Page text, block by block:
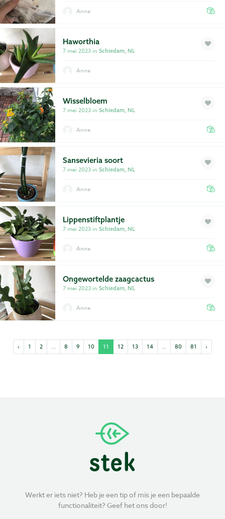
Anne
Haworthia
7 mei 2023 in Schiedam, NL
Anne
Wisselbloem
7 mei 2023 in Schiedam, NL
Anne
Sansevieria soort
7 mei 2023 in Schiedam, NL
Anne
Lippenstiftplantje
7 mei 2023 in Schiedam, NL
Anne
Ongewortelde zaagcactus
7 mei 2023 in Schiedam, NL
Anne
‹ 1 2 ... 8 9 10 11 12 13 14 ... 80 81 ›
Werkt er iets niet? Heb je een tip of mis je een bepaalde
functionaliteit? Geef het ons door!